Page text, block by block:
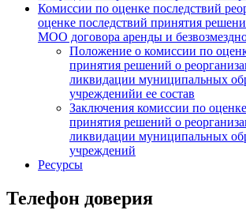
Комиссии по оценке последствий
оценке последствий принятия
МОО договора аренды и
Положение о комиссии по
принятия решений о
ликвидации муниципальных
учрежденийи ее состав
Заключения комиссии по
принятия решений о
ликвидации муниципальных
учреждений
Ресурсы
Телефон доверия